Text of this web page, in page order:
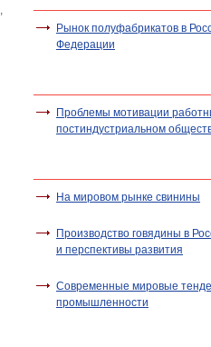
Рынок полуфабрикатов в
Федерации
Проблемы мотивации
постиндустриальном
На мировом рынке свинины
Производство говядины в
и перспективы развития
Современные мировые
промышленности